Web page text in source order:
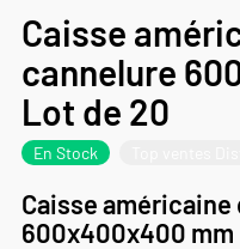
Caisse
cannelure
Lot de 20
En Stock
Caisse américaine
600x400x400 mm